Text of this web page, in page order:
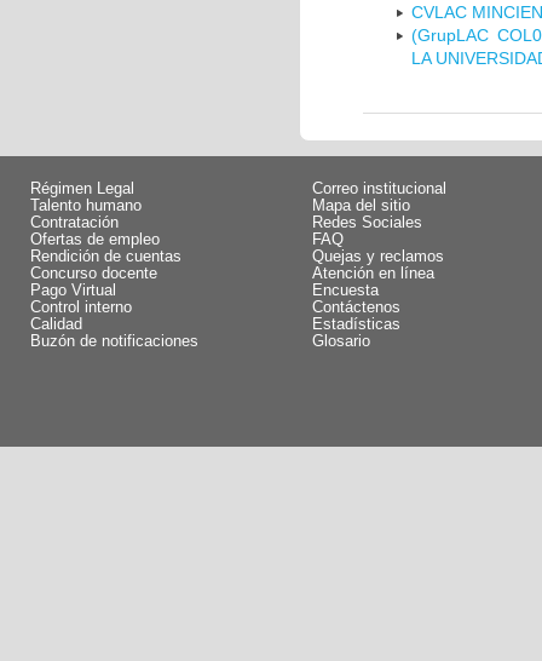
CVLAC
(GrupLAC
LA
Régimen Legal
Talento humano
Contratación
Ofertas de empleo
Rendición de cuentas
Concurso docente
Pago Virtual
Control interno
Calidad
Buzón de notificaciones
Correo institucional
Mapa del sitio
Redes Sociales
FAQ
Quejas y reclamos
Atención en línea
Encuesta
Contáctenos
Estadísticas
Glosario